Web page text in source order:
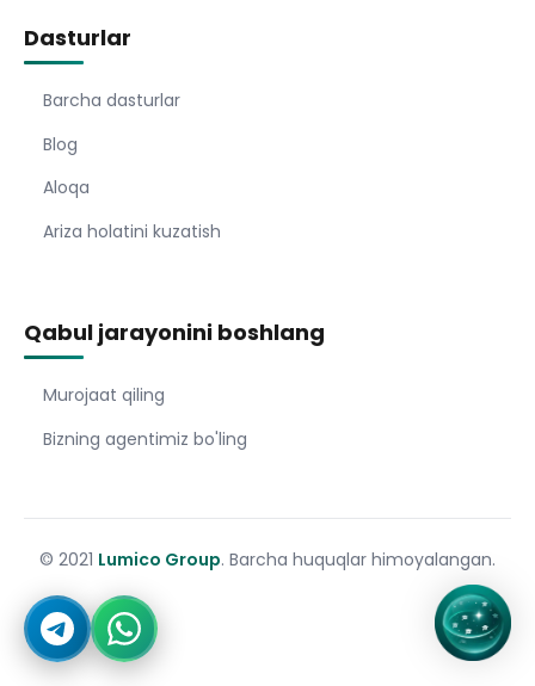
Dasturlar
Barcha dasturlar
Blog
Aloqa
Ariza holatini kuzatish
Qabul jarayonini boshlang
Murojaat qiling
Bizning agentimiz bo'ling
© 2021 Lumico Group. Barcha huquqlar himoyalangan.